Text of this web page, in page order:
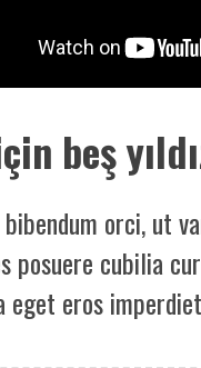
beş
bibendum orci, ut
posuere cubilia
eget eros